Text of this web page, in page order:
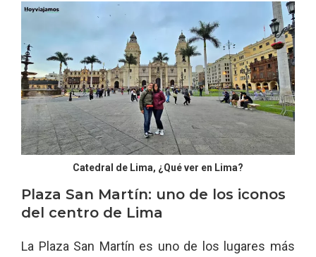
Catedral de Lima, ¿Qué ver en Lima?
Plaza San Martín: uno de los iconos
del centro de Lima
La Plaza San Martín es uno de los lugares más